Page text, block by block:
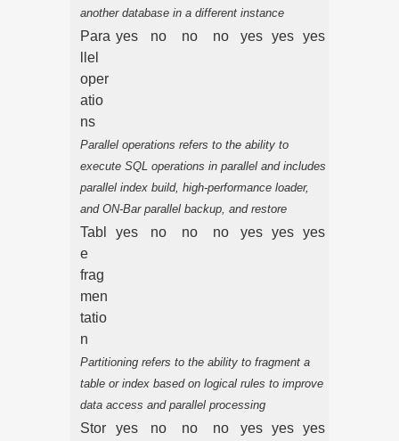
another database in a different instance
Para
llel
oper
atio
ns
yes no no no yes yes yes
Parallel operations refers to the ability to
execute SQL operations in parallel and includes
parallel index build, high-performance loader,
and ON-Bar parallel backup, and restore
Tabl
e
frag
men
tatio
n
yes no no no yes yes yes
Partitioning refers to the ability to fragment a
table or index based on logical rules to improve
data access and parallel processing
Stor
yes no no no yes yes yes